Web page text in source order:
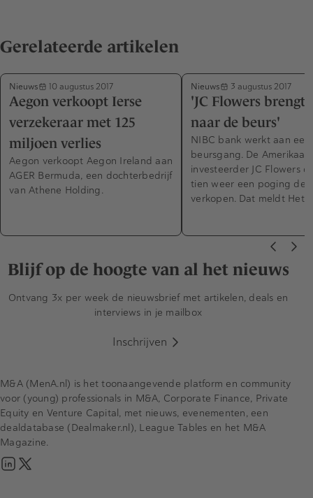
Gerelateerde artikelen
Nieuws 10 augustus 2017
Aegon verkoopt Ierse
verzekeraar met 125
miljoen verlies
Aegon verkoopt Aegon Ireland aan
AGER Bermuda, een dochterbedrijf
van Athene Holding.
Nieuws 3 augustus 2017
'JC Flowers brengt
naar de beurs'
NIBC bank werkt aan een
beursgang. De
investeerder JC Flowers
tien weer een poging de
verkopen. Dat meldt Het…
Blijf op de hoogte van al het nieuws
Ontvang 3x per week de nieuwsbrief met artikelen, deals en
interviews in je mailbox
Inschrijven
M&A (MenA.nl) is het toonaangevende platform en community
voor (young) professionals in M&A, Corporate Finance, Private
Equity en Venture Capital, met nieuws, evenementen, een
dealdatabase (Dealmaker.nl), League Tables en het M&A
Magazine.